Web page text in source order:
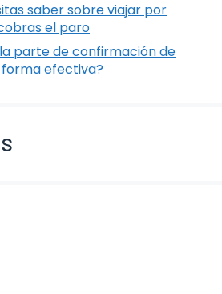
saber sobre viajar por
el paro
parte de confirmación de
efectiva?